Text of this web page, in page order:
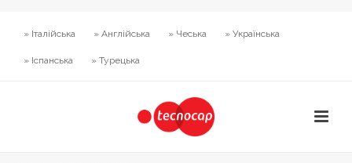
» Італійська » Англійська » Чеська » Українська
» Іспанська » Турецька